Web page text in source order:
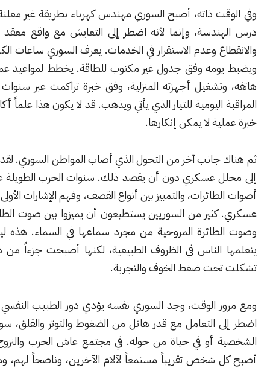
ذاته، أصبح السوري مهندس كهرباء بطريقة غير معلنة. ليس لأنه
وإنما لأنه اضطر إلى التعايش مع واقع معقد من التقنين
وعدم الاستقرار في الخدمات. يعرف السوري ساعات الكهرباء بدقة،
وفق جدول غير مكتوب للطاقة. يخطط لمواعيد عمله، وشحن
أجهزته المنزلية، وفق خبرة تراكمت عبر سنوات طويلة من
اليومية للتيار الذي يأتي ويذهب. قد لا يكون هذا علماً أكاديمياً، لكنه
لا يمكن إنكارها.
جانب آخر من التحول الذي أصاب المواطن السوري. لقد تحول أيضاً
عسكري دون أن يقصد ذلك. سنوات الحرب الطويلة علمته قراءة
والتمييز بين أنواع القصف، وفهم الإشارات الأولى لأي تصعيد
من السوريين يستطيعون أن يميزوا بين صوت الطائرة الحربية
المروحية من مجرد سماعها في السماء. هذه ليست مهارة
الناس في الظروف الطبيعية، لكنها أصبحت جزءاً من ذاكرة يومية
ضغط الخوف والتجربة.
الوقت، وجد السوري نفسه يؤدي دور الطبيب النفسي أيضاً. لأنه
التعامل مع قدر هائل من الضغوط والتوتر والقلق، سواء في حياته
أو في حياة من حوله. في مجتمع عاش الحرب والنزوح والفقدان،
شخص تقريباً مستمعاً لآلام الآخرين، وناصحاً لهم، ومسانداً لهم